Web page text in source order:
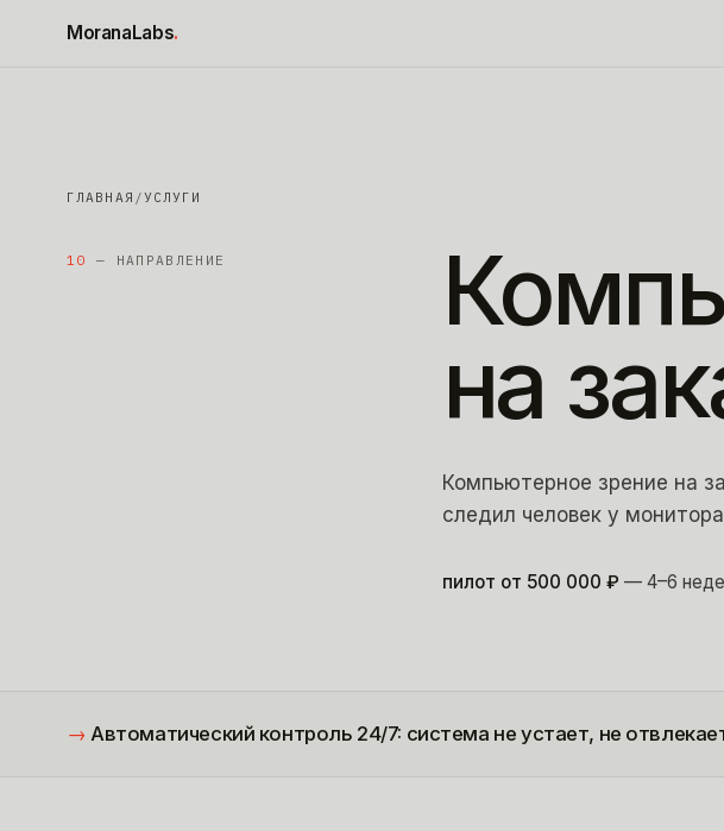
MoranaLabs.
ГЛАВНАЯ /УСЛУГИ
10 — НАПРАВЛЕНИЕ
на
Компьютерное зрение на
следил человек у
пилот от 500 000 ₽ — 4–6
→Автоматический контроль 24/7: система не устает, не